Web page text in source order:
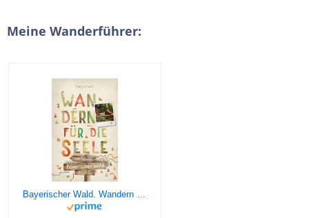
Meine Wanderführer:
Bayerischer Wald. Wandern für die Seele: Wohlfühlwege